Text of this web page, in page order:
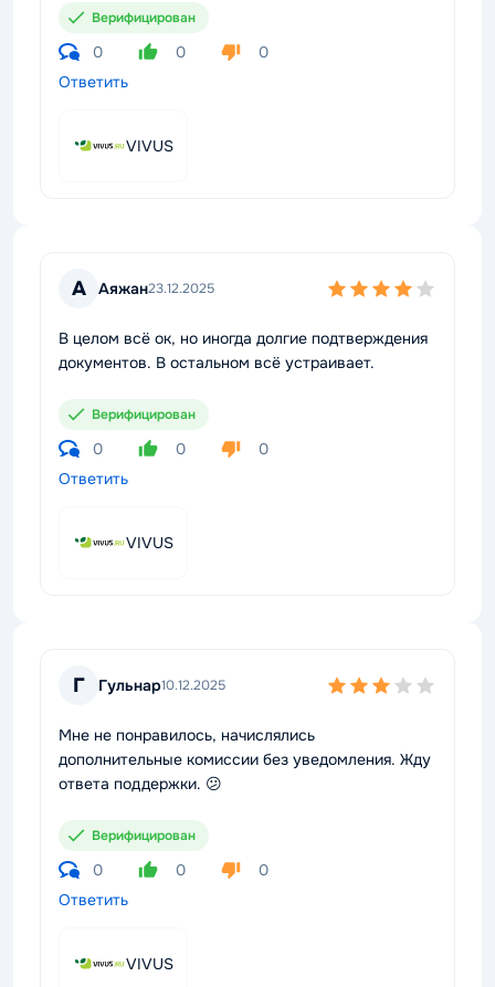
Верифицирован
0 0
0
Ответить
VIVUS
А Аяжан23.12.2025
В целом всё ок, но иногда долгие подтверждения
документов. В остальном всё устраивает.
Верифицирован
0 0
0
Ответить
VIVUS
Г Гульнар10.12.2025
Мне не понравилось, начислялись
дополнительные комиссии без уведомления. Жду
ответа поддержки. 😕
Верифицирован
0 0
0
Ответить
VIVUS